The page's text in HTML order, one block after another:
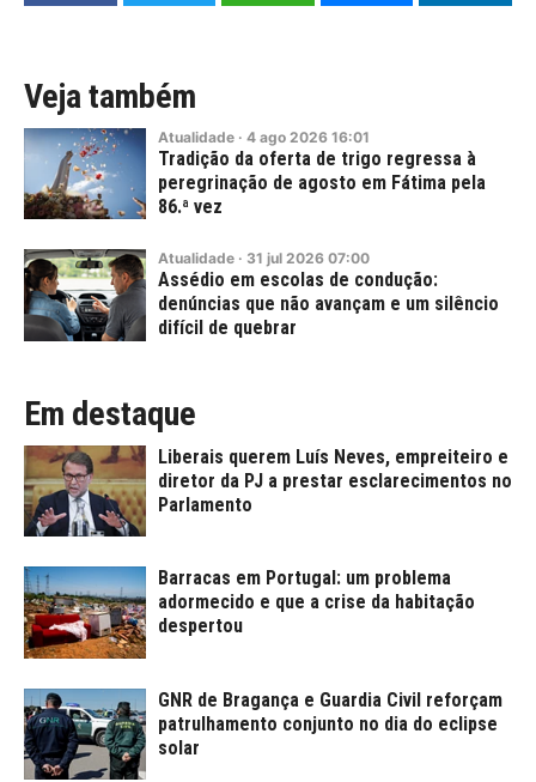
Veja também
Atualidade · 4 ago 2026 16:01
Tradição da oferta de trigo regressa à
peregrinação de agosto em Fátima pela
86.ª vez
Atualidade · 31 jul 2026 07:00
Assédio em escolas de condução:
denúncias que não avançam e um silêncio
difícil de quebrar
Em destaque
Liberais querem Luís Neves, empreiteiro e
diretor da PJ a prestar esclarecimentos no
Parlamento
Barracas em Portugal: um problema
adormecido e que a crise da habitação
despertou
GNR de Bragança e Guardia Civil reforçam
patrulhamento conjunto no dia do eclipse
solar